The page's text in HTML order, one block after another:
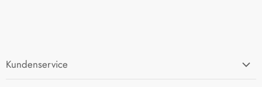
Kundenservice